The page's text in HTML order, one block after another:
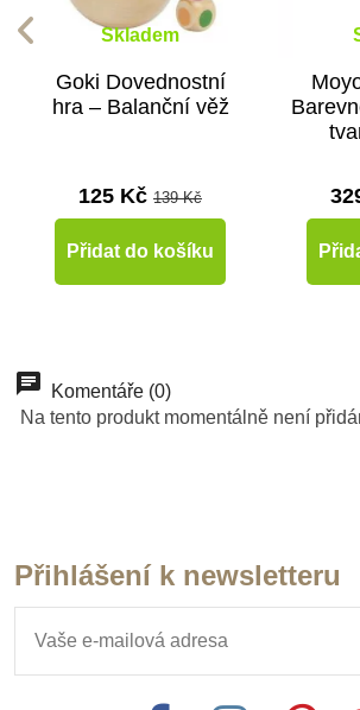
Skladem
Goki Dovednostní
hra – Balanční věž
125 Kč 139 Kč
Přidat do košíku
Do školy
Skladem
Safari Ltd. figurky
Do školy
Goki
Komentáře (0)
Na tento produkt momentálně není
Přihlášení k newsletteru